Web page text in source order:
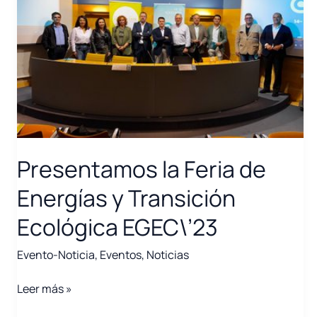
Presentamos la Feria de
Energías y Transición
Ecológica EGEC\’23
Evento-Noticia, Eventos, Noticias
Presentamos
Leer más »